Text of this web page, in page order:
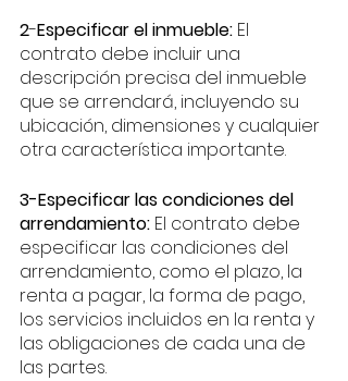
2-Especificar el inmueble: El
contrato debe incluir una
descripción precisa del inmueble
que se arrendará, incluyendo su
ubicación, dimensiones y cualquier
otra característica importante.
3-Especificar las condiciones del
arrendamiento: El contrato debe
especificar las condiciones del
arrendamiento, como el plazo, la
renta a pagar, la forma de pago,
los servicios incluidos en la renta y
las obligaciones de cada una de
las partes.